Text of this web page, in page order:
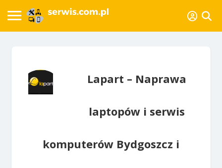
Lapart – Naprawa
laptopów i serwis
komputerów Bydgoszcz i